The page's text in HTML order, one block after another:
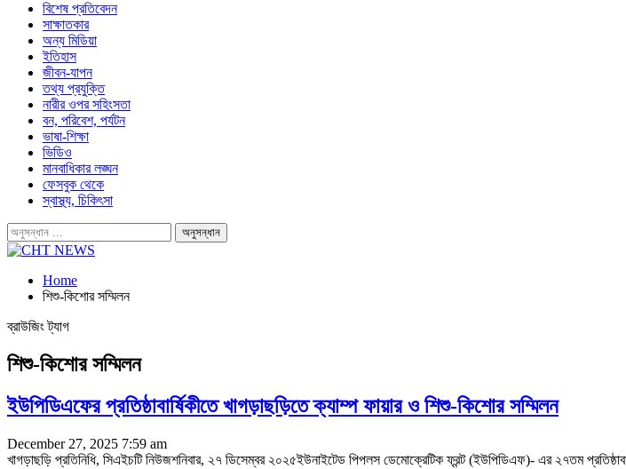
বিশেষ প্রতিবেদন
সাক্ষাতকার
অন্য মিডিয়া
ইতিহাস
জীবন-যাপন
তথ্য প্রযুক্তি
নারীর ওপর সহিংসতা
বন, পরিবেশ, পর্যটন
ভাষা-শিক্ষা
ভিডিও
মানবাধিকার লঙ্ঘন
ফেসবুক থেকে
স্বাস্থ্য, চিকিৎসা
Home
শিশু-কিশোর সম্মিলন
ব্রাউজিং ট্যাগ
শিশু-কিশোর সম্মিলন
ইউপিডিএফের প্রতিষ্ঠাবার্ষিকীতে খাগড়াছড়িতে ক্যাম্প ফায়ার ও শিশু-কিশোর সম্মিলন
December 27, 2025 7:59 am
খাগড়াছড়ি প্রতিনিধি, সিএইচটি নিউজশনিবার, ২৭ ডিসেম্বর ২০২৫ইউনাইটেড পিপলস ডেমোক্রেটিক ফ্রন্ট (ইউপিডিএফ)- এর ২৭তম